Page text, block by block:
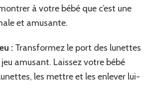
à votre bébé que c’est une
et amusante.
: Transformez le port des lunettes
amusant. Laissez votre bébé
les mettre et les enlever lui-